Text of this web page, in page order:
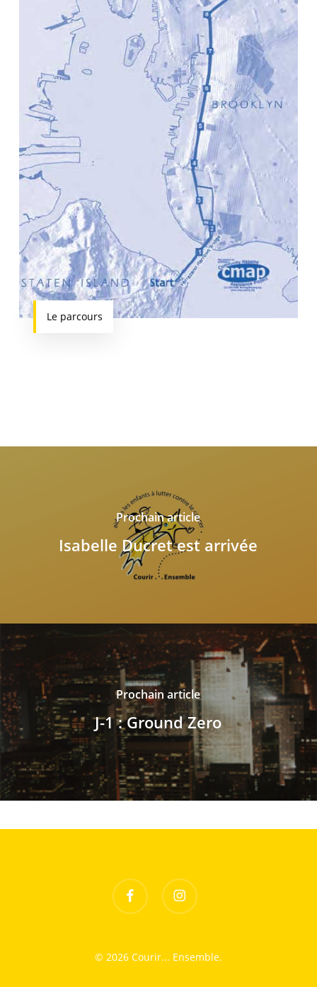
Le parcours
Prochain article
Isabelle Ducret est arrivée
Prochain article
J-1 : Ground Zero
facebook instagram
© 2026 Courir... Ensemble.